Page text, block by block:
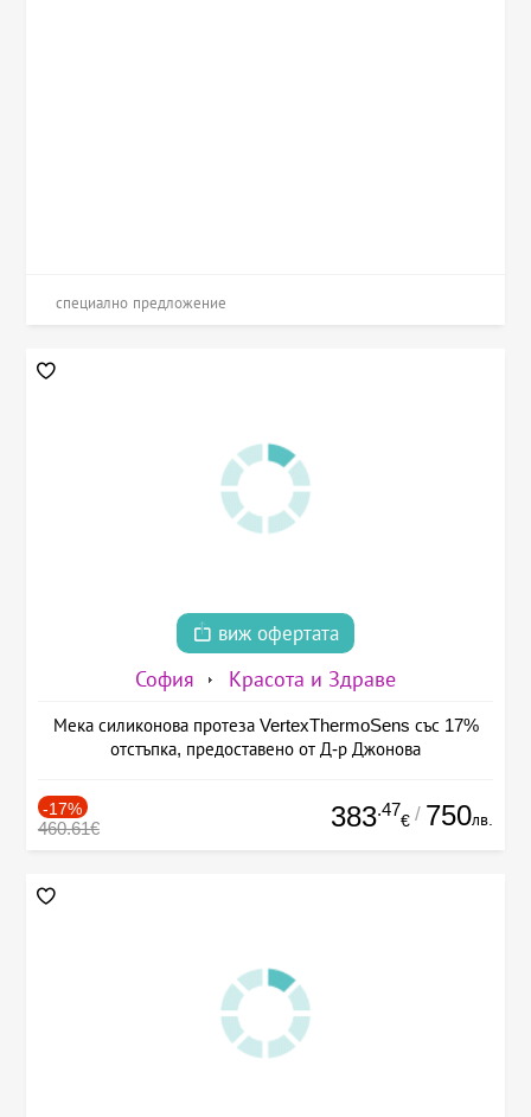
специално предложение
виж офертата
София Красота и Здраве
Мека силиконова протеза VertexThermoSens със 17%
отстъпка, предоставено от Д-р Джонова
-17%
460.61€ 383.47
€ / 750лв.